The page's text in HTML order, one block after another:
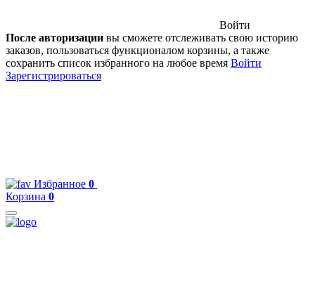
Войти
После авторизации вы сможете отслеживать свою историю
заказов, пользоваться функционалом корзины, а также
сохранить список избранного на любое время Войти
Зарегистрироваться
Избранное 0
Корзина 0